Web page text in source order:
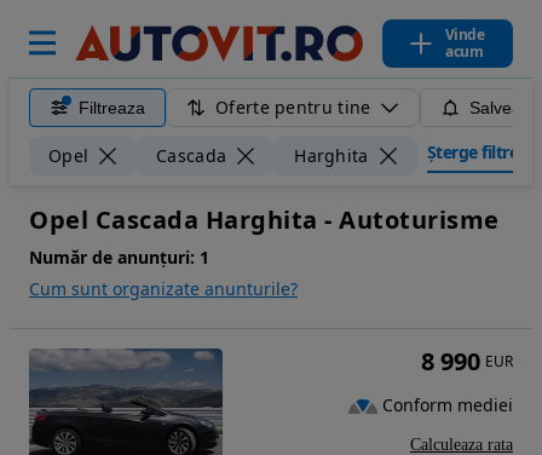
Vinde
acum
Filtreaza Oferte pentru tine
Opel Cascada Harghita Șterge filtrele
Opel Cascada Harghita - Autoturisme
Număr de anunțuri: 1
Cum sunt organizate anunturile?
8 990 EUR
Conform mediei
Calculeaza rata